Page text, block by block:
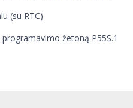
(su RTC)
žetoną P55S.1